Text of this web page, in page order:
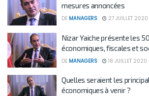
mesures annoncées
DE MANAGERS 27 JUILLET 2020
Nizar Yaiche présente les
économiques, fiscales et
DE MANAGERS 18 JUILLET 2020
Quelles seraient les
économiques à venir ?